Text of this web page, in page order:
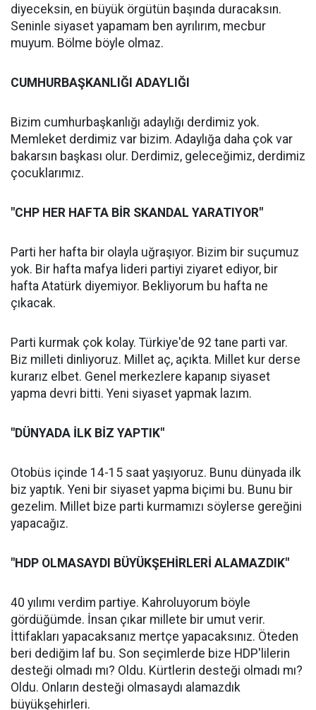
diyeceksin, en büyük örgütün başında duracaksın.
Seninle siyaset yapamam ben ayrılırım, mecbur
muyum. Bölme böyle olmaz.
CUMHURBAŞKANLIĞI ADAYLIĞI
Bizim cumhurbaşkanlığı adaylığı derdimiz yok.
Memleket derdimiz var bizim. Adaylığa daha çok var
bakarsın başkası olur. Derdimiz, geleceğimiz, derdimiz
çocuklarımız.
"CHP HER HAFTA BİR SKANDAL YARATIYOR"
Parti her hafta bir olayla uğraşıyor. Bizim bir suçumuz
yok. Bir hafta mafya lideri partiyi ziyaret ediyor, bir
hafta Atatürk diyemiyor. Bekliyorum bu hafta ne
çıkacak.
Parti kurmak çok kolay. Türkiye'de 92 tane parti var.
Biz milleti dinliyoruz. Millet aç, açıkta. Millet kur derse
kurarız elbet. Genel merkezlere kapanıp siyaset
yapma devri bitti. Yeni siyaset yapmak lazım.
"DÜNYADA İLK BİZ YAPTIK"
Otobüs içinde 14-15 saat yaşıyoruz. Bunu dünyada ilk
biz yaptık. Yeni bir siyaset yapma biçimi bu. Bunu bir
gezelim. Millet bize parti kurmamızı söylerse gereğini
yapacağız.
"HDP OLMASAYDI BÜYÜKŞEHİRLERİ ALAMAZDIK"
40 yılımı verdim partiye. Kahroluyorum böyle
gördüğümde. İnsan çıkar millete bir umut verir.
İttifakları yapacaksanız mertçe yapacaksınız. Öteden
beri dediğim laf bu. Son seçimlerde bize HDP'lilerin
desteği olmadı mı? Oldu. Kürtlerin desteği olmadı mı?
Oldu. Onların desteği olmasaydı alamazdık
büyükşehirleri.